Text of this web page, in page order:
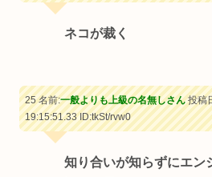
ネコが裁く
25 名前:一般よりも上級の名無しさん投稿
19:15:51.33ID:tkSt/rvw0
知り合いが知らずにエン